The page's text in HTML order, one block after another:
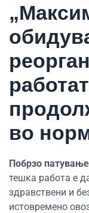
во
Побрзо
тешка работа е
здравствени и
истовремено